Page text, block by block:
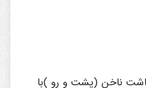
ناخن (پشت و رو )با